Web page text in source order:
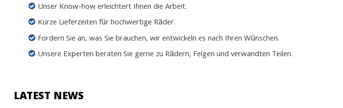
Unser Know-how erleichtert Ihnen die Arbeit.
Kurze Lieferzeiten für hochwertige Räder.
Fordern Sie an, was Sie brauchen, wir entwickeln es nach Ihren Wünschen.
Unsere Experten beraten Sie gerne zu Rädern, Felgen und verwandten Teilen.
LATEST NEWS